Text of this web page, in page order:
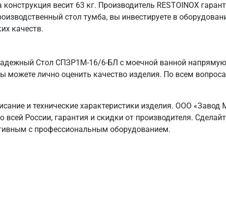
весит 63 кг. Производитель RESTOINOX
стол тумба, вы инвестируете в
качеств.
Стол СПЗР1М-16/6-БЛ с моечной ванной
можете лично оценить качество изделия. По всем
и технические характеристики изделия. ООО «Завод
России, гарантия и скидки от производителя.
с профессиональным оборудованием.